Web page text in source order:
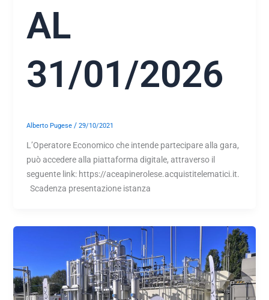
AL
31/01/2026
Alberto Pugese/29/10/2021
L’Operatore Economico che intende partecipare alla gara,
può accedere alla piattaforma digitale, attraverso il
seguente link: https://aceapinerolese.acquistitelematici.it.
Scadenza presentazione istanza